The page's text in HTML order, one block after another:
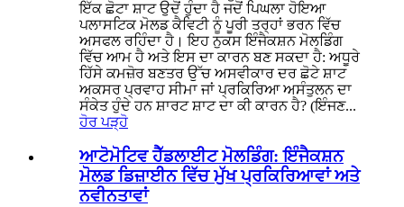
ਇੱਕ ਛੋਟਾ ਸ਼ਾਟ ਉਦੋਂ ਹੁੰਦਾ ਹੈ ਜਦੋਂ ਪਿਘਲਾ ਹੋਇਆ
ਪਲਾਸਟਿਕ ਮੋਲਡ ਕੈਵਿਟੀ ਨੂੰ ਪੂਰੀ ਤਰ੍ਹਾਂ ਭਰਨ ਵਿੱਚ
ਅਸਫਲ ਰਹਿੰਦਾ ਹੈ। ਇਹ ਨੁਕਸ ਇੰਜੈਕਸ਼ਨ ਮੋਲਡਿੰਗ
ਵਿੱਚ ਆਮ ਹੈ ਅਤੇ ਇਸ ਦਾ ਕਾਰਨ ਬਣ ਸਕਦਾ ਹੈ: ਅਧੂਰੇ
ਹਿੱਸੇ ਕਮਜ਼ੋਰ ਬਣਤਰ ਉੱਚ ਅਸਵੀਕਾਰ ਦਰ ਛੋਟੇ ਸ਼ਾਟ
ਅਕਸਰ ਪ੍ਰਵਾਹ ਸੀਮਾ ਜਾਂ ਪ੍ਰਕਿਰਿਆ ਅਸੰਤੁਲਨ ਦਾ
ਸੰਕੇਤ ਹੁੰਦੇ ਹਨ ਸ਼ਾਰਟ ਸ਼ਾਟ ਦਾ ਕੀ ਕਾਰਨ ਹੈ? (ਇੰਜਣ...
ਹੋਰ ਪੜ੍ਹੋ
ਆਟੋਮੋਟਿਵ ਹੈੱਡਲਾਈਟ ਮੋਲਡਿੰਗ: ਇੰਜੈਕਸ਼ਨ
ਮੋਲਡ ਡਿਜ਼ਾਈਨ ਵਿੱਚ ਮੁੱਖ ਪ੍ਰਕਿਰਿਆਵਾਂ ਅਤੇ
ਨਵੀਨਤਾਵਾਂ